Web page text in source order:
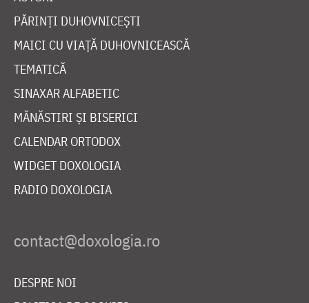
PĂRINȚI DUHOVNICEȘTI
MAICI CU VIAȚĂ DUHOVNICEASCĂ
TEMATICĂ
SINAXAR ALFABETIC
MĂNĂSTIRI ȘI BISERICI
CALENDAR ORTODOX
WIDGET DOXOLOGIA
RADIO DOXOLOGIA
DESPRE NOI